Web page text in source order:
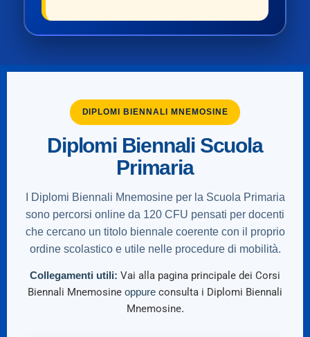
DIPLOMI BIENNALI MNEMOSINE
Diplomi Biennali Scuola
Primaria
I Diplomi Biennali Mnemosine per la Scuola Primaria
sono percorsi online da 120 CFU pensati per docenti
che cercano un titolo biennale coerente con il proprio
ordine scolastico e utile nelle procedure di mobilità.
Collegamenti utili: Vai alla pagina principale dei Corsi
Biennali Mnemosine oppure consulta i Diplomi Biennali
Mnemosine.